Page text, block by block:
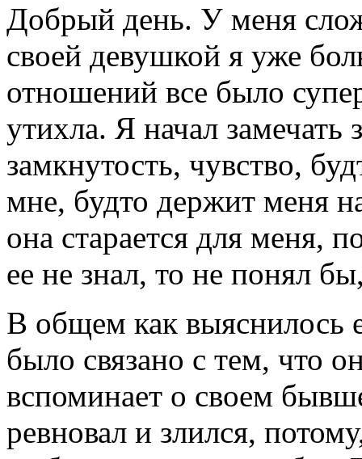
Добрый день. У меня
своей девушкой я уже
отношений все было
утихла. Я начал
замкнутость, чувство,
мне, будто держит меня
она старается для меня,
ее не знал, то не понял
В общем как выяснилось
было связано с тем, что
вспоминает о своем
ревновал и злился,